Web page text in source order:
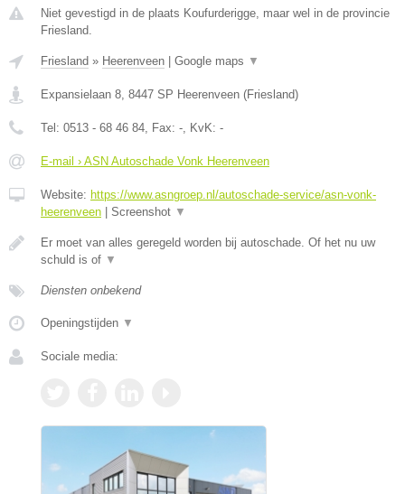
Niet gevestigd in de plaats Koufurderigge, maar wel in de provincie
Friesland.
Friesland » Heerenveen Google maps ▼
Expansielaan 8, 8447 SP Heerenveen (Friesland)
Tel: 0513 - 68 46 84, Fax: -, KvK: -
E-mail › ASN Autoschade Vonk Heerenveen
Website: https://www.asngroep.nl/autoschade-service/asn-vonk-
heerenveen
Screenshot ▼
Er moet van alles geregeld worden bij autoschade. Of het nu uw
schuld is of ▼
Diensten onbekend
Openingstijden ▼
Sociale media: